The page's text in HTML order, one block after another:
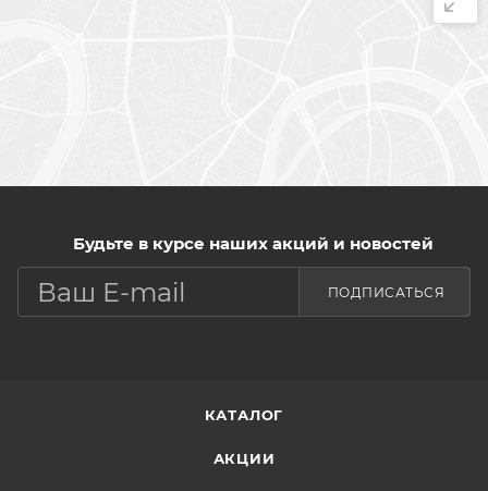
Будьте в курсе наших акций и новостей
ПОДПИСАТЬСЯ
КАТАЛОГ
АКЦИИ